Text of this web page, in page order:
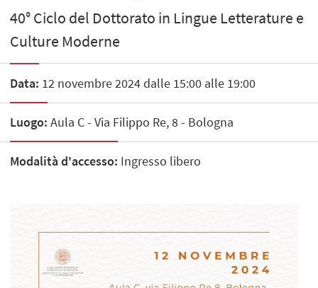
40° Ciclo del Dottorato in Lingue Letterature e
Culture Moderne
Data: 12 novembre 2024 dalle 15:00 alle 19:00
Luogo: Aula C - Via Filippo Re, 8 - Bologna
Modalità d'accesso: Ingresso libero